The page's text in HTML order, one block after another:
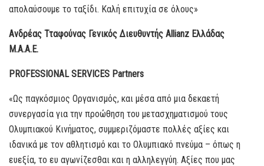
απολαύσουμε το ταξίδι. Καλή επιτυχία σε όλους»
Ανδρέας Τταφούνας Γενικός Διευθυντής Allianz Ελλάδας
Μ.Α.Α.Ε.
PROFESSIONAL SERVICES Partners
«Ως παγκόσμιος Οργανισμός, και μέσα από μια δεκαετή
συνεργασία για την προώθηση του μετασχηματισμού τους
Ολυμπιακού Κινήματος, συμμεριζόμαστε πολλές αξίες και
ιδανικά με τον αθλητισμό και το Ολυμπιακό πνεύμα – όπως η
ευεξία, το ευ αγωνίζεσθαι και η αλληλεγγύη. Αξίες που μας